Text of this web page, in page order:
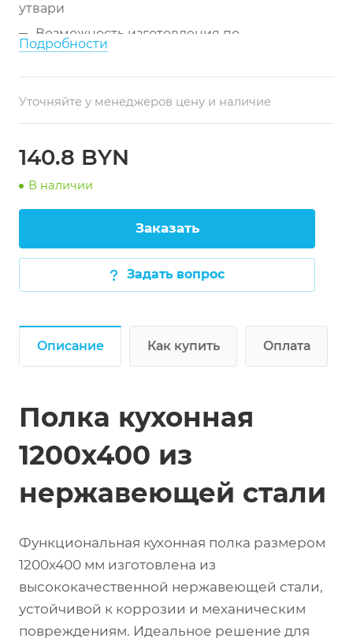
утвари
Возможность изготовления по
индивидуальным размерам
Вариант исполнения: с дверцами-купе
(опционально)
Особенности: возможна перфорация
Применение: для производственных
помещений
Подробности
Уточняйте у менеджеров цену и наличие
140.8 BYN
В наличии
Заказать
Задать вопрос
Описание Как купить Оплата
Полка кухонная
1200х400 из
нержавеющей стали
Функциональная кухонная полка размером
1200х400 мм изготовлена из
высококачественной нержавеющей стали,
устойчивой к коррозии и механическим
повреждениям. Идеальное решение для